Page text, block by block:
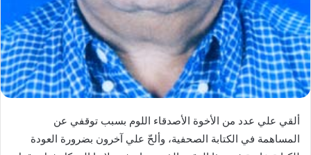
ألقي علي عدد من الأخوة الأصدقاء اللوم بسبب توقفي عن
المساهمة في الكتابة الصحفية، وألحّ علي آخرون بضرورة العودة